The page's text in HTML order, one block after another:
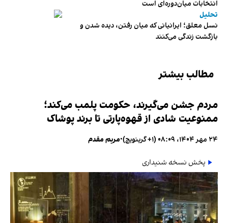
انتخابات میان‌دوره‌ای است
تحلیل
نسل معلق؛ ایرانیانی که میان رفتن، دیده شدن و
بازگشت زندگی می‌کنند
مطالب بیشتر
مردم جشن می‌گیرند، حکومت پلمب می‌کند؛
ممنوعیت شادی از قهوه‌پارتی تا برند پوشاک
۲۴ مهر ۱۴۰۴، ۰۸:۰۹ (‎+۱ گرینویچ) •مریم مقدم
پخش نسخه شنیداری